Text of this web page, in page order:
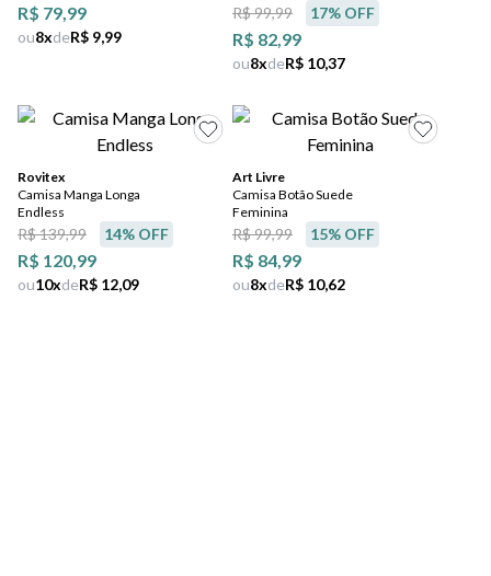
R$ 79,99
ou8xdeR$ 9,99 R$ 82,99
R$ 99,99 17% OFF
ou8xdeR$ 10,37
Rovitex
Camisa Manga Longa
Endless
R$ 120,99
R$ 139,99 14% OFF
ou10xdeR$ 12,09
Art Livre
Camisa Botão Suede
Feminina
R$ 84,99
R$ 99,99 15% OFF
ou8xdeR$ 10,62